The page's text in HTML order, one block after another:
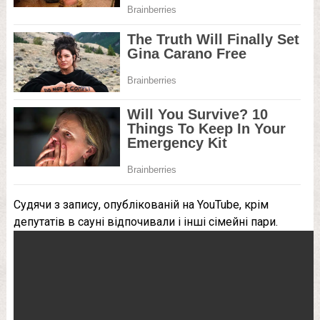
Судячи з запису, опублікованій на YouTube, крім
депутатів в сауні відпочивали і інші сімейні пари.